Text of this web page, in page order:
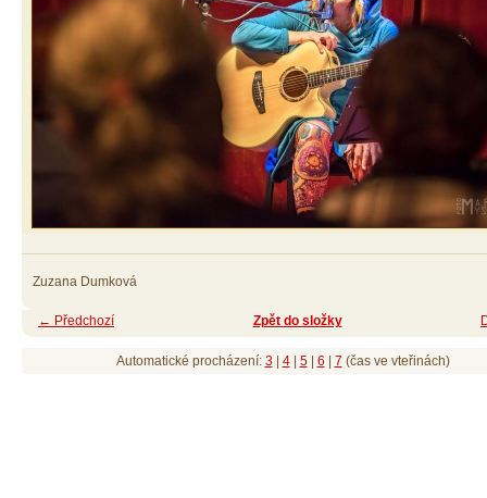
Zuzana Dumková
← Předchozí Zpět do složky
Automatické procházení: 3| 4| 5| 6 7 (čas ve vteřinách)